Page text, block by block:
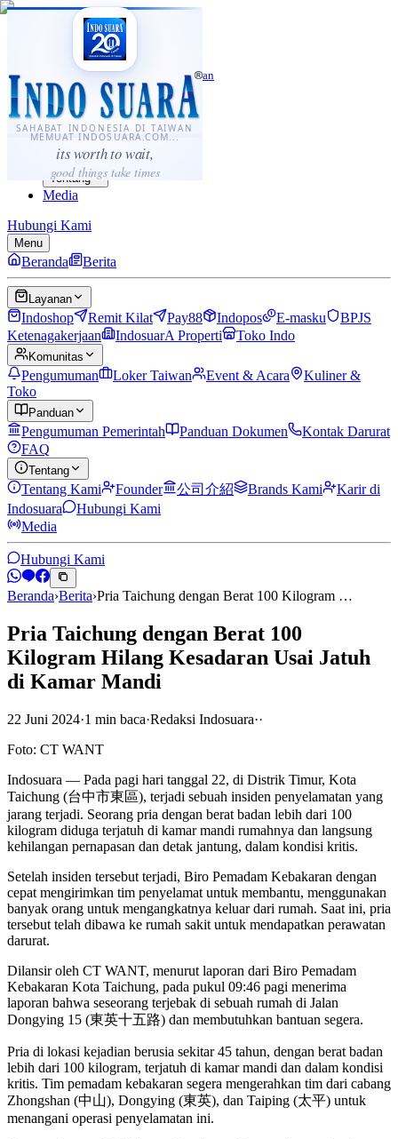
SAHABAT INDONESIA DI TAIWAN
MEMUAT INDOSUARA.COM...
its worth to wait,
good things take times
·...
⌘K
Sahabat Indonesia di Taiwan
Berita
Layanan
Komunitas
Panduan
Tentang
Media
Hubungi Kami
Menu
Beranda Berita
Layanan
Indoshop Remit Kilat Pay88 Indopos E-masku
BPJS
Ketenagakerjaan
IndosuarA Properti Toko Indo
Komunitas
Pengumuman Loker Taiwan Event & Acara
Kuliner &
Toko
Panduan
Pengumuman Pemerintah Panduan Dokumen
Kontak Darurat
FAQ
Tentang
Tentang Kami Founder 公司介紹 Brands Kami
Karir di
Indosuara
Hubungi Kami
Media
Hubungi Kami
Beranda›Berita›Pria Taichung dengan Berat 100 Kilogram …
Pria Taichung dengan Berat 100
Kilogram Hilang Kesadaran Usai Jatuh
di Kamar Mandi
22 Juni 2024·1 min baca·Redaksi Indosuara··
Foto: CT WANT
Indosuara — Pada pagi hari tanggal 22, di Distrik Timur, Kota
Taichung (台中市東區), terjadi sebuah insiden penyelamatan yang
jarang terjadi. Seorang pria dengan berat badan lebih dari 100
kilogram diduga terjatuh di kamar mandi rumahnya dan langsung
kehilangan pernapasan dan detak jantung, dalam kondisi kritis.
Setelah insiden tersebut terjadi, Biro Pemadam Kebakaran dengan
cepat mengirimkan tim penyelamat untuk membantu, menggunakan
banyak orang untuk mengangkatnya keluar dari rumah. Saat ini, pria
tersebut telah dibawa ke rumah sakit untuk mendapatkan perawatan
darurat.
Dilansir oleh CT WANT, menurut laporan dari Biro Pemadam
Kebakaran Kota Taichung, pada pukul 09:46 pagi menerima
laporan bahwa seseorang terjebak di sebuah rumah di Jalan
Dongying 15 (東英十五路) dan membutuhkan bantuan segera.
Pria di lokasi kejadian berusia sekitar 45 tahun, dengan berat badan
lebih dari 100 kilogram, terjatuh di kamar mandi dan dalam kondisi
kritis. Tim pemadam kebakaran segera mengerahkan tim dari cabang
Zhongshan (中山), Dongying (東英), dan Taiping (太平) untuk
menangani operasi penyelamatan ini.